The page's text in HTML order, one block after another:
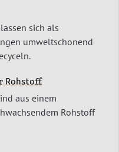
sich als
umweltschonend
Rohstoff
aus einem
Rohstoff